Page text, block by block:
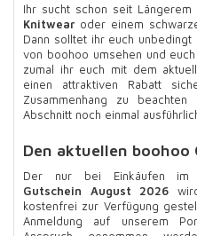
Ihr sucht schon seit Längerem
Knitwear oder einem
Dann solltet ihr euch
von boohoo umsehen und
zumal ihr euch mit dem
einen attraktiven Rabatt
Zusammenhang zu
Abschnitt noch einmal
Den aktuellen boohoo
Der nur bei Einkäufen im
Gutschein August 2026
kostenfrei zur Verfügung
Anmeldung auf unserem